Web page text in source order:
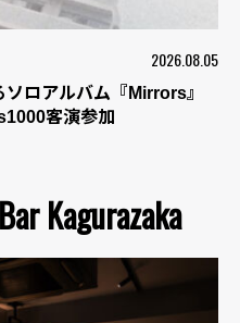
2026.08.05
ロアルバム『Mirrors』
客演参加
Kagurazaka